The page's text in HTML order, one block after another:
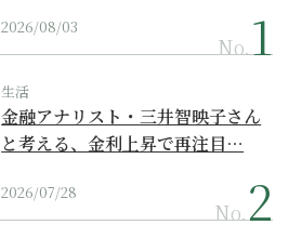
2026/08/03
No.
生活
金融アナリスト・三井智映子さん
と考える、金利上昇で再注目…
2026/07/28
No.